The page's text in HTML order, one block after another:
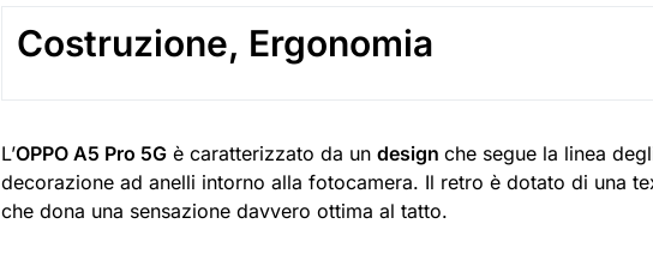
Costruzione, Ergonomia
L’OPPO A5 Pro 5G è caratterizzato da un design che segue la linea
decorazione ad anelli intorno alla fotocamera. Il retro è dotato di una
che dona una sensazione davvero ottima al tatto.